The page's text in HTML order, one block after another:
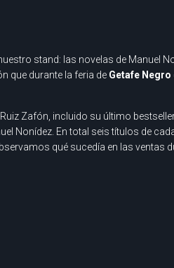
stand: las novelas de Manuel
que durante la feria de Getafe Negro
Zafón, incluido su último
Nonídez. En total seis títulos de
qué sucedía en las ventas